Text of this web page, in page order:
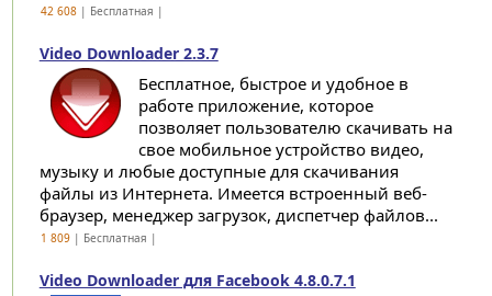
42 608| Бесплатная |
Video Downloader 2.3.7
Бесплатное, быстрое и удобное в
работе приложение, которое
позволяет пользователю скачивать на
свое мобильное устройство видео,
музыку и любые доступные для скачивания
файлы из Интернета. Имеется встроенный веб-
браузер, менеджер загрузок, диспетчер файлов...
1 809| Бесплатная |
Video Downloader для Facebook 4.8.0.7.1